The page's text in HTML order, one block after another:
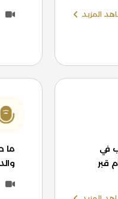
المزيد
في
قبر
ما